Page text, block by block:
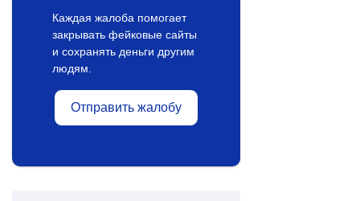
Каждая жалоба помогает
закрывать фейковые сайты
и сохранять деньги другим
людям.
Отправить жалобу